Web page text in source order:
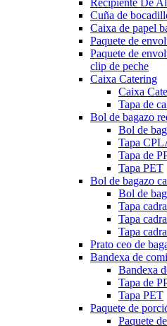
Recipiente De
Cuña de
Caixa de papel
Paquete de
Paquete de
clip de peche
Caixa Catering
Caixa
Tapa de
Bol de bagazo
Bol de
Tapa
Tapa de
Tapa PET
Bol de bagazo
Bol de
Tapa
Tapa
Tapa
Prato ceo de
Bandexa de
Bandexa
Tapa de
Tapa PET
Paquete de
Paquete